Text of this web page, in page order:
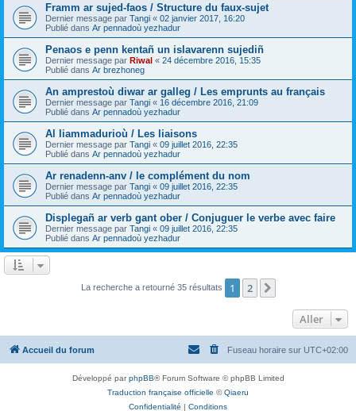
Framm ar sujed-faos / Structure du faux-sujet
Dernier message par Tangi « 02 janvier 2017, 16:20
Publié dans Ar pennadoù yezhadur
Penaos e penn kentañ un islavarenn sujediñ
Dernier message par Riwal « 24 décembre 2016, 15:35
Publié dans Ar brezhoneg
An amprestoù diwar ar galleg / Les emprunts au français
Dernier message par Tangi « 16 décembre 2016, 21:09
Publié dans Ar pennadoù yezhadur
Al liammadurioù / Les liaisons
Dernier message par Tangi « 09 juillet 2016, 22:35
Publié dans Ar pennadoù yezhadur
Ar renadenn-anv / le complément du nom
Dernier message par Tangi « 09 juillet 2016, 22:35
Publié dans Ar pennadoù yezhadur
Displegañ ar verb gant ober / Conjuguer le verbe avec faire
Dernier message par Tangi « 09 juillet 2016, 22:35
Publié dans Ar pennadoù yezhadur
La recherche a retourné 35 résultats 1 2
Aller
Accueil du forum Fuseau horaire sur UTC+02:00
Développé parphpBB® Forum Software © phpBB Limited
Traduction française officielle ©Qiaeru
Confidentialité | Conditions